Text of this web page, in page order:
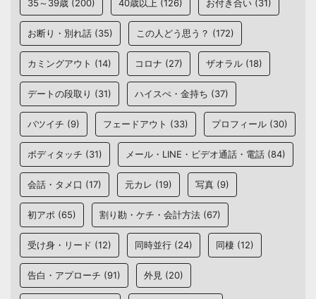
35～39歳 (200) 40歳以上 (126) お付き合い (31)
お断り・別れ話 (35) この人どう思う？ (172)
カミングアウト (14) コロナ (27) ザオラル (18)
デートの段取り (31) ハイスぺ・金持ち (37)
バツイチ (9) フェードアウト (33) プロフィール (30)
ボディタッチ (31) メール・LINE・ビデオ通話・電話 (84)
会話・タメ口 (17) 元カレ (19) 写真 (9)
初アポ (65) 割り勘・ケチ・会計方法 (67)
受け身・リード (12) 同時並行 (24) 同棲 (12)
告白・アプローチ (91) 外見 (20)